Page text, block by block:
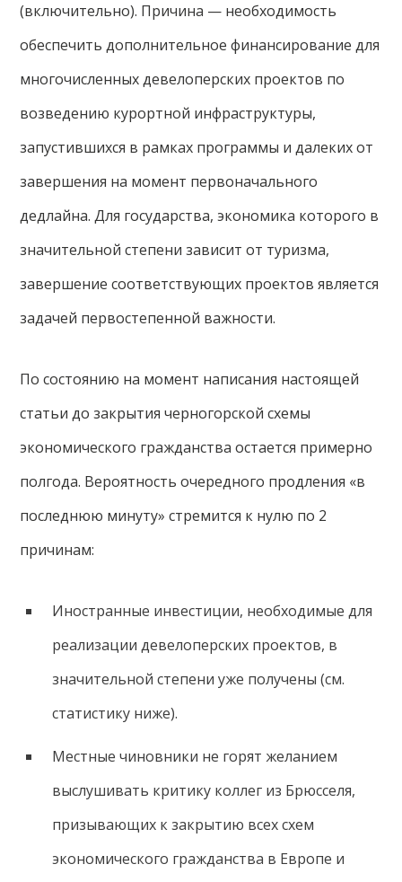
(включительно). Причина — необходимость
обеспечить дополнительное финансирование для
многочисленных девелоперских проектов по
возведению курортной инфраструктуры,
запустившихся в рамках программы и далеких от
завершения на момент первоначального
дедлайна. Для государства, экономика которого в
значительной степени зависит от туризма,
завершение соответствующих проектов является
задачей первостепенной важности.
По состоянию на момент написания настоящей
статьи до закрытия черногорской схемы
экономического гражданства остается примерно
полгода. Вероятность очередного продления «в
последнюю минуту» стремится к нулю по 2
причинам:
Иностранные инвестиции, необходимые для
реализации девелоперских проектов, в
значительной степени уже получены (см.
статистику ниже).
Местные чиновники не горят желанием
выслушивать критику коллег из Брюсселя,
призывающих к закрытию всех схем
экономического гражданства в Европе и